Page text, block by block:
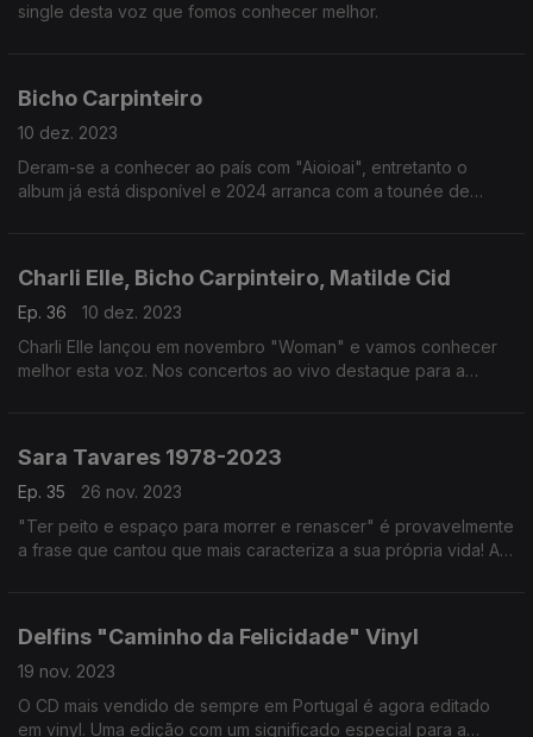
single desta voz que fomos conhecer melhor.
Bicho Carpinteiro
10 dez. 2023
Deram-se a conhecer ao país com "Aioioai", entretanto o
album já está disponível e 2024 arranca com a tounée de
Charli Elle, Bicho Carpinteiro, Matilde Cid
Ep. 36
10 dez. 2023
Charli Elle lançou em novembro "Woman" e vamos conhecer
melhor esta voz. Nos concertos ao vivo destaque para a
Sara Tavares 1978-2023
Ep. 35
26 nov. 2023
"Ter peito e espaço para morrer e renascer" é provavelmente
a frase que cantou que mais caracteriza a sua própria vida! A
Delfins "Caminho da Felicidade" Vinyl
19 nov. 2023
O CD mais vendido de sempre em Portugal é agora editado
em vinyl. Uma edição com um significado especial para a